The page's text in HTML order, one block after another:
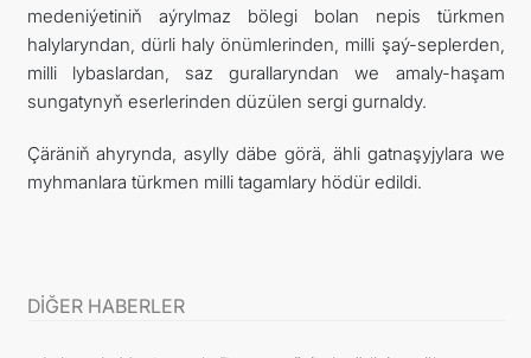
medeniýetiniň aýrylmaz bölegi bolan nepis türkmen
halylaryndan, dürli haly önümlerinden, milli şaý-seplerden,
milli lybaslardan, saz gurallaryndan we amaly-haşam
sungatynyň eserlerinden düzülen sergi gurnaldy.
Çäräniň ahyrynda, asylly däbe görä, ähli gatnaşyjylara we
myhmanlara türkmen milli tagamlary hödür edildi.
DİĞER HABERLER